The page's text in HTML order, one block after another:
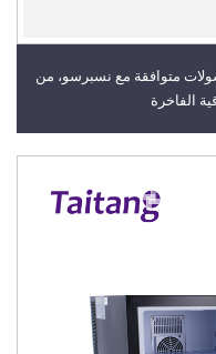
متوافقة مع نسبرسو، من
الفاخرة